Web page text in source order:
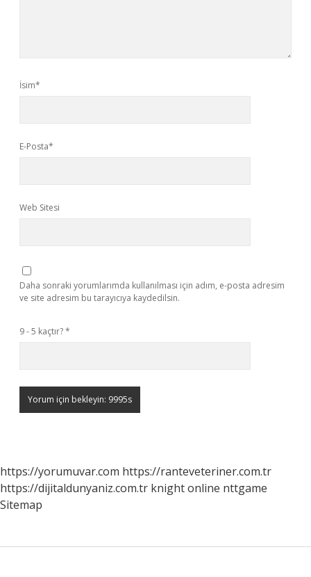
İsim*
E-Posta*
Web Sitesi
Daha sonraki yorumlarımda kullanılması için adım, e-posta adresim
ve site adresim bu tarayıcıya kaydedilsin.
9 - 5 kaçtır?*
https://yorumuvar.com https://ranteveteriner.com.tr
https://dijitaldunyaniz.com.tr knight online nttgame
Sitemap